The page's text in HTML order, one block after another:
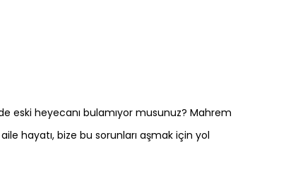
eski heyecanı bulamıyor musunuz? Mahrem
hayatı, bize bu sorunları aşmak için yol